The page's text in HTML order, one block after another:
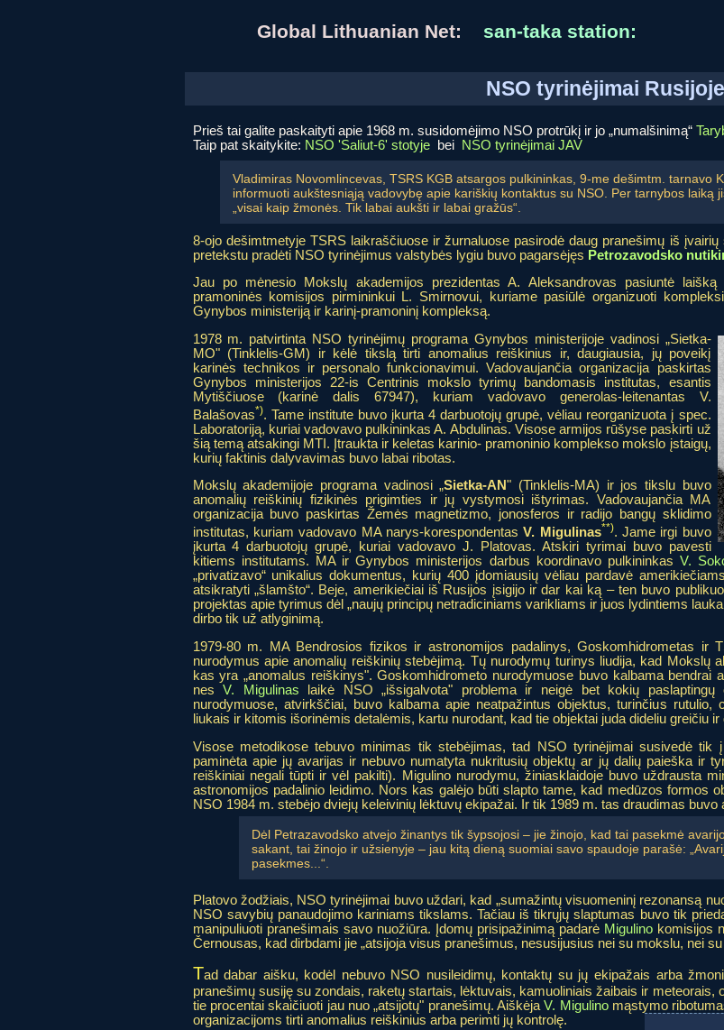
Global Lithuanian Net: san-taka station:
NSO tyrinėjimai Rusijoje
Prieš tai galite paskaityti apie 1968 m. susidomėjimo NSO protrūkį ir jo „numalšinimą“
Taip pat skaitykite: NSO 'Saliut-6' stotyjebei NSO tyrinėjimai JAV
Vladimiras Novomlincevas, TSRS KGB atsargos pulkininkas, 9-me dešimtm. tarnavo
informuoti aukštesniąją vadovybę apie kariškių kontaktus su NSO. Per tarnybos laiką
„visai kaip žmonės. Tik labai aukšti ir labai gražūs“.
8-ojo dešimtmetyje TSRS laikraščiuose ir žurnaluose pasirodė daug pranešimų iš
pretekstu pradėti NSO tyrinėjimus valstybės lygiu buvo pagarsėjęs Petrozavodsko
Jau po mėnesio Mokslų akademijos prezidentas A. Aleksandrovas pasiuntė
pramoninės komisijos pirmininkui L. Smirnovui, kuriame pasiūlė organizuoti
Gynybos ministeriją ir karinį-pramoninį kompleksą.
1978 m. patvirtinta NSO tyrinėjimų programa Gynybos ministerijoje vadinosi „Sietka-
MO" (Tinklelis-GM) ir kėlė tikslą tirti anomalius reiškinius ir, daugiausia, jų poveikį
karinės technikos ir personalo funkcionavimui. Vadovaujančia organizacija paskirtas
Gynybos ministerijos 22-is Centrinis mokslo tyrimų bandomasis institutas, esantis
Mytiščiuose (karinė dalis 67947), kuriam vadovavo generolas-leitenantas V.
Balašovas*). Tame institute buvo įkurta 4 darbuotojų grupė, vėliau reorganizuota į spec.
Laboratoriją, kuriai vadovavo pulkininkas A. Abdulinas. Visose armijos rūšyse paskirti už
šią temą atsakingi MTI. Įtraukta ir keletas karinio- pramoninio komplekso mokslo įstaigų,
kurių faktinis dalyvavimas buvo labai ribotas.
Mokslų akademijoje programa vadinosi „Sietka-AN" (Tinklelis-MA) ir jos tikslu buvo
anomalių reiškinių fizikinės prigimties ir jų vystymosi ištyrimas. Vadovaujančia MA
organizacija buvo paskirtas Žemės magnetizmo, jonosferos ir radijo bangų sklidimo
institutas, kuriam vadovavo MA narys-korespondentasV. Migulinas**). Jame irgi buvo
įkurta 4 darbuotojų grupė, kuriai vadovavo J. Platovas. Atskiri tyrimai buvo pavesti
kitiems institutams. MA ir Gynybos ministerijos darbus koordinavo pulkininkasV.
„privatizavo“ unikalius dokumentus, kurių 400 įdomiausių vėliau pardavė
atsikratyti „šlamšto“. Beje, amerikiečiai iš Rusijos įsigijo ir dar kai ką – ten buvo
projektas apie tyrimus dėl „naujų principų netradiciniams varikliams ir juos lydintiems
dirbo tik už atlyginimą.
1979-80 m. MA Bendrosios fizikos ir astronomijos padalinys, Goskomhidrometas ir
nurodymus apie anomalių reiškinių stebėjimą. Tų nurodymų turinys liudija, kad Mokslų
kas yra „anomalus reiškinys". Goskomhidrometo nurodymuose buvo kalbama bendrai
nesV. Migulinas laikė NSO „išsigalvota" problema ir neigė bet kokių paslaptingų
nurodymuose, atvirkščiai, buvo kalbama apie neatpažintus objektus, turinčius
liukais ir kitomis išorinėmis detalėmis, kartu nurodant, kad tie objektai juda dideliu greičiu
Visose metodikose tebuvo minimas tik stebėjimas, tad NSO tyrinėjimai susivedė tik
paminėta apie jų avarijas ir nebuvo numatyta nukritusių objektų ar jų dalių paieška ir
reiškiniai negali tūpti ir vėl pakilti). Migulino nurodymu, žiniasklaidoje buvo uždrausta
astronomijos padalinio leidimo. Nors kas galėjo būti slapto tame, kad medūzos formos
NSO 1984 m. stebėjo dviejų keleivinių lėktuvų ekipažai. Ir tik 1989 m. tas draudimas buvo
Dėl Petrazavodsko atvejo žinantys tik šypsojosi – jie žinojo, kad tai pasekmė
sakant, tai žinojo ir užsienyje – jau kitą dieną suomiai savo spaudoje parašė:
pasekmes...“.
Platovo žodžiais, NSO tyrinėjimai buvo uždari, kad „sumažintų visuomeninį rezonansą
NSO savybių panaudojimo kariniams tikslams. Tačiau iš tikrųjų slaptumas buvo tik
manipuliuoti pranešimais savo nuožiūra. Įdomų prisipažinimą padarė Migulino komisijos
Černousas, kad dirbdami jie „atsijoja visus pranešimus, nesusijusius nei su mokslu, nei
Tad dabar aišku, kodėl nebuvo NSO nusileidimų, kontaktų su jų ekipažais arba
pranešimų susiję su zondais, raketų startais, lėktuvais, kamuoliniais žaibais ir
tie procentai skaičiuoti jau nuo „atsijotų" pranešimų. AiškėjaV. Migulinomąstymo
organizacijoms tirti anomalius reiškinius arba perimti jų kontrolę.